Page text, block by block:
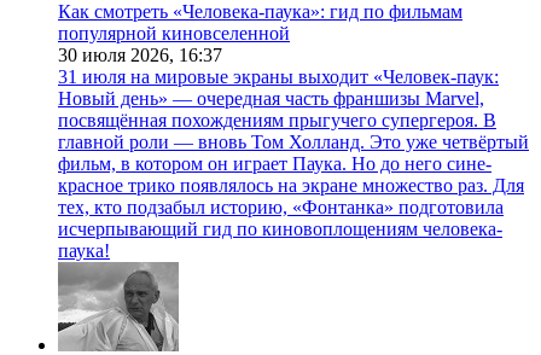
Как смотреть «Человека-паука»: гид по фильмам
популярной киновселенной
30 июля 2026, 16:37
31 июля на мировые экраны выходит «Человек-паук:
Новый день» — очередная часть франшизы Marvel,
посвящённая похождениям прыгучего супергероя. В
главной роли — вновь Том Холланд. Это уже четвёртый
фильм, в котором он играет Паука. Но до него сине-
красное трико появлялось на экране множество раз. Для
тех, кто подзабыл историю, «Фонтанка» подготовила
исчерпывающий гид по киновоплощениям человека-
паука!